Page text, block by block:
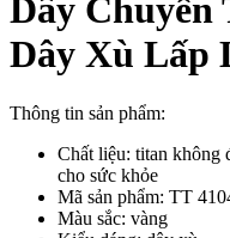
Rỉ
Dây
Xù
Lánh
4104
lượng
Dây
Dây Xù Lấp
Thông tin sản phẩm:
Chất liệu: titan không
cho sức khỏe
Mã sản phẩm: TT
Màu sắc: vàng